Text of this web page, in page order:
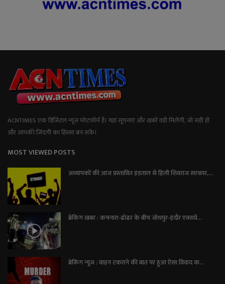
ACNTIMES एक डिजिटल न्यूज प्लेटफॉर्म है। यहां सूचनाएं और खबरें वही मिलेंगी, जो सही हों
और आपकी जिंदगी का हिस्सा बन सकें।
MOST VIEWED POSTS
अध्यापकों की आज प्रस्तावित हड़ताल से हिली शिवराज सरकार,...
ब्रेकिंग खबर : कचनारा-ढोढर के बीच जोधपुर-इंदौर एक्सप्रे...
ब्रेकिंग न्यूज़ : वाहन टकराने की बात पर हुआ ऐसा विवाद क...